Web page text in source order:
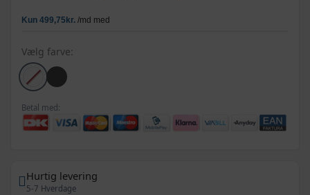
Vælg farve:
Betal med:
Hurtig levering
5-7 Hverdage